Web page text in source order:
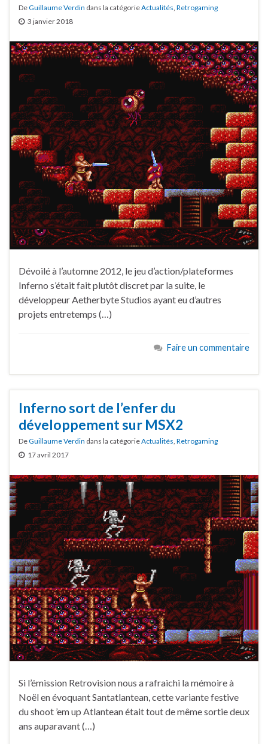
DeGuillaume Verdin dans la catégorieActualités Retrogaming
3 janvier 2018
Dévoilé à l’automne 2012, le jeu d’action/plateformes
Inferno s’était fait plutôt discret par la suite, le
développeur Aetherbyte Studios ayant eu d’autres
projets entretemps (…)
Faire un commentaire
Inferno sort de l’enfer du
développement sur MSX2
DeGuillaume Verdin dans la catégorieActualités, Retrogaming
17 avril 2017
Si l’émission Retrovision nous a rafraichi la mémoire à
Noël en évoquant Santatlantean, cette variante festive
du shoot ’em up Atlantean était tout de même sortie deux
ans auparavant (…)